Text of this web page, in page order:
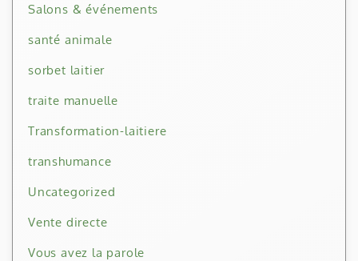
Salons & événements
santé animale
sorbet laitier
traite manuelle
Transformation-laitiere
transhumance
Uncategorized
Vente directe
Vous avez la parole